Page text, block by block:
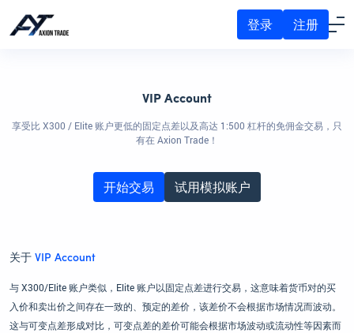
登录 注册
VIP Account
享受比 X300 / Elite 账户更低的固定点差以及高达 1:500 杠杆的免佣金交易，只
有在 Axion Trade！
开始交易 试用模拟账户
关于 VIP Account
与 X300/Elite 账户类似，Elite 账户以固定点差进行交易，这意味着货币对的买
入价和卖出价之间存在一致的、预定的差价，该差价不会根据市场情况而波动。
这与可变点差形成对比，可变点差的差价可能会根据市场波动或流动性等因素而